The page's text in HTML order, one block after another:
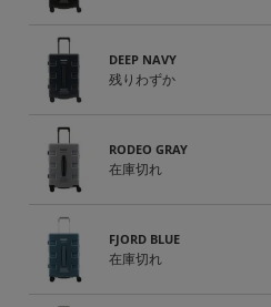
DEEP NAVY
残りわずか
RODEO GRAY
在庫切れ
FJORD BLUE
在庫切れ